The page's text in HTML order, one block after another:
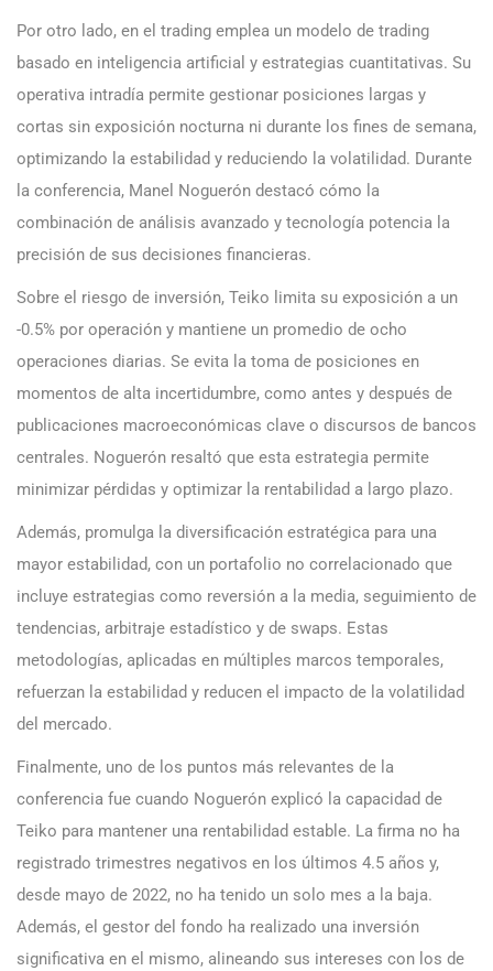
Por otro lado, en el trading emplea un modelo de trading
basado en inteligencia artificial y estrategias cuantitativas. Su
operativa intradía permite gestionar posiciones largas y
cortas sin exposición nocturna ni durante los fines de semana,
optimizando la estabilidad y reduciendo la volatilidad. Durante
la conferencia, Manel Noguerón destacó cómo la
combinación de análisis avanzado y tecnología potencia la
precisión de sus decisiones financieras.
Sobre el riesgo de inversión, Teiko limita su exposición a un
-0.5% por operación y mantiene un promedio de ocho
operaciones diarias. Se evita la toma de posiciones en
momentos de alta incertidumbre, como antes y después de
publicaciones macroeconómicas clave o discursos de bancos
centrales. Noguerón resaltó que esta estrategia permite
minimizar pérdidas y optimizar la rentabilidad a largo plazo.
Además, promulga la diversificación estratégica para una
mayor estabilidad, con un portafolio no correlacionado que
incluye estrategias como reversión a la media, seguimiento de
tendencias, arbitraje estadístico y de swaps. Estas
metodologías, aplicadas en múltiples marcos temporales,
refuerzan la estabilidad y reducen el impacto de la volatilidad
del mercado.
Finalmente, uno de los puntos más relevantes de la
conferencia fue cuando Noguerón explicó la capacidad de
Teiko para mantener una rentabilidad estable. La firma no ha
registrado trimestres negativos en los últimos 4.5 años y,
desde mayo de 2022, no ha tenido un solo mes a la baja.
Además, el gestor del fondo ha realizado una inversión
significativa en el mismo, alineando sus intereses con los de